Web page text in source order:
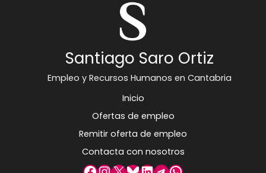
Santiago Saro Ortiz
Empleo y Recursos Humanos en Cantabria
Inicio
Ofertas de empleo
Remitir oferta de empleo
Contacta con nosotros